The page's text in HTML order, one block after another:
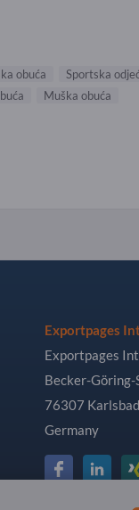
obuća
Sportska
Muška obuća
Exportpages
Exportpages
Becker-
76307 Karlsbad
Germany